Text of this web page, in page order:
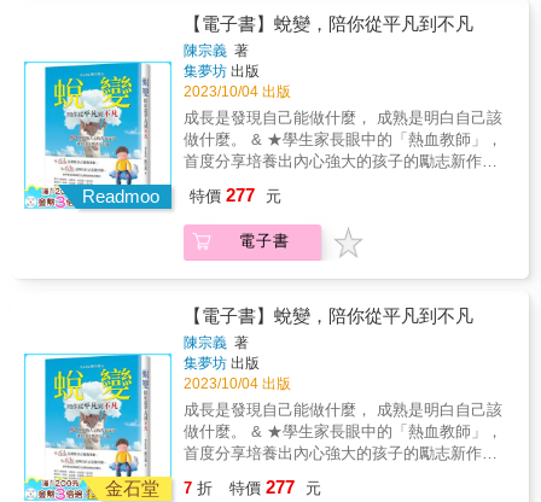
饋。 4.避免在孩子面前批評老師。 5.表達孩子
的為難處境，勝於想為孩子討回公道。
加上失去了家裡的情感支持，孩子只能躲進手
機世界，麻痺自己。手機給了他久違的歸屬
感。 ●孩子的成績出問題，若沒找出背後的
「病因」，光是死命地輔導、責罵、刷題，根
本沒效。 ●建立在痛苦上的學習，不是真的學
習。沒有以興趣支撐的學習，不可能持久。 ●
張祐嘉（楊陽老師）（摘自本書後記）： 很無
現在進行式。每天在教室看到類似的事情發
生，我常想：在這座競逐成績的修羅場上，老
師、學生與家長三方，究竟有誰是贏家？ 期許
助在暗夜書桌前逐漸枯萎的同學，得到些許的
療癒。 同學們若有緣讀到此，如果需要幫忙，
請一定記得要找可以信賴的友善大人求救，千
萬不要自己一個人把問題越想越糟。 ●蔡宜芳
（諮商心理師）（摘自本書推薦序）： 這本書
的好多地方，都處處重擊我的心！這些案例故
事如同當頭棒喝，因為，我們都可能被焦慮所
驅使，不小心就成為這樣的父母。其實，父母
也很可能帶著自己的「學習創傷」一路走到現
題的「根源」，還會有多少孩子成為榜單祭
品？ 沒有分數值得拿親子關係換，一生的學習
更不該被考試綁架。請多給孩子等待的時間，
凝神注視孩子真實的模樣，陪伴著他們，穩妥
地走往自己的方向── 在一切來得及以前。 本
書特色： ●資深高中英文補教名師，深入論述
二十年近身觀察、親身接觸的教育怪象與實際
案例。 ●．永無止境的神童焦慮：「我們幾個
資優生家長的小孩都是這樣栽培的，不提早布
孩子：學生懵懂地被推去攀爬教育的高塔，想
要當爸媽心中優秀的孩子。爬著爬著，還沒搞
清楚人生是怎麼一回事，便硬生生地摔下，而
身邊他信賴的大人，沒有任何一個人接住他。
．手機成癮：折磨人的考試、墜入低分地獄，
加上失去了家裡的情感支持，孩子只能躲進手
機世界，麻痺自己。手機給了他久違的歸屬
感。 ●孩子的成績出問題，若沒找出背後的
「病因」，光是死命地輔導、責罵、刷題，根
本沒效。 ●建立在痛苦上的學習，不是真的學
習。沒有以興趣支撐的學習，不可能持久。 ●
張祐嘉（楊陽老師）（摘自本書後記）： 很無
題，這一群青春的靈魂已經有能力更深入、更
細微地思考：在自己眼中我是誰？在別人眼中
我是誰？在團體裡我是誰？我眼中的世界又是
什麼樣子？ 或許答案不會太容易，或許練習還
要持續下去，16歲、20歲、30歲
&hellip;&hellip;16歲的對話練習，不只為了16
歲，也不止於16歲，以傾聽與對話真誠面對自
己，面對身邊每一個人，往後的年歲天天都應
如此。
第一次的群體生活&mdash;&mdash;為什麼朋
友不理解我？為什麼大家都只跟他玩？為什麼
別人說我囂張？眾多新生的問題，讓他們感到
不知所措和混亂喪氣。 因為小事就生氣與哭泣
的低年級、在意朋友怎麼看自己的中年級、在
家庭和學校間自我分化的高年級生
&hellip;&hellip;，孩子們每天都在往不同的面向
成長。然而在這之間，他們「了解自己」的機
會並不多。 由於學校與家庭教育常重於「培養
力與人性教育的教材和導師，在這樣的世界
裡，孩子們與生俱來的性向和個性常常遭到埋
沒。 也因此，他們生活中實際遇到的疑惑、煩
惱，往往沒辦法很好地表達或向大人請益，導
致心裡連自己都沒有意識到的微妙情緒逐漸積
累，影響了他們的性格展現、情緒管理、自我
認同。 究竟該如何適性地帶領孩子建立健全自
我認同，並且培養好人際技能呢？ 首先，讓我
們先放下老師與家長求好心切的立場，從孩子
的角度去聽聽他們的故事。 ◤ 每滴眼淚都不容
忽視，以衝突和修復累積的小小自我認同 本書
作者「宋周鉉」擔任國小班導三十幾年，為了
把在教育現場所觀察到孩子「建立自我認同」
Readmoo
【電子書】蛻變，陪你從平凡到不凡
陳宗義 著
集夢坊 出版
2023/10/04 出版
成長是發現自己能做什麼， 成熟是明白自己該
做什麼。 & ★學生家長眼中的「熱血教師」，
首度分享培養出內心強大的孩子的勵志新作！
是心力交瘁的你！ & 在升學壓力不減反增的今
日，孩子日復一日埋首課業衝刺 這段尋找自我
的迷茫青春 或衝突、或憤怒、或試探、或挑戰
我身邊，也是孩子會經歷的人生過程 宗義老師
將十年教育現場的深刻觀察 透過溫暖的故事，
觸動心靈深處、喚醒內在真實的渴望 唯有愛與
真誠才能交織出信任與情感，孩子才能自信、
自在地成長！ & 此刻， 不論你是因「為什麼要
讀書」而心煩迷惘 還是為「僵持的親子關係」
而焦急氣餒 或是為「想成為好老師」而天人交
戰 這本書一定可以給你力量，化解迷茫青春的
疑難雜症「不卡關」！ 特別推薦给～教育現場
特價 277 元
電子書
金石堂
【電子書】蛻變，陪你從平凡到不凡
陳宗義 著
集夢坊 出版
2023/10/04 出版
成長是發現自己能做什麼， 成熟是明白自己該
做什麼。 & ★學生家長眼中的「熱血教師」，
首度分享培養出內心強大的孩子的勵志新作！
是心力交瘁的你！ & 在升學壓力不減反增的今
7 折 特價 277 元